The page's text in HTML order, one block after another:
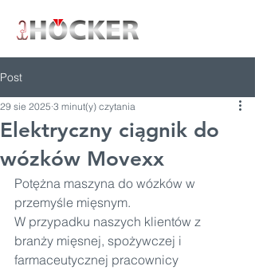
Post
Elektryczny ciągnik do
wózków Movexx
29 sie 2025 3 minut(y) czytania
Potężna maszyna do wózków w
przemyśle mięsnym.
W przypadku naszych klientów z
branży mięsnej, spożywczej i
farmaceutycznej pracownicy